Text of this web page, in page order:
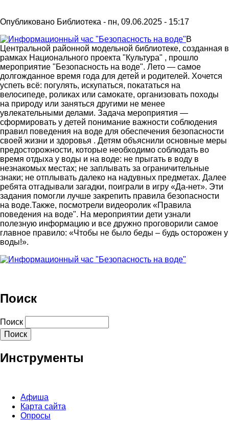
Опубликовано Библиотека - пн, 09.06.2025 - 15:17
В
Центральной районной модельной библиотеке, созданная в
рамках Национального проекта "Культура" , прошло
мероприятие "Безопасность на воде". Лето — самое
долгожданное время года для детей и родителей. Хочется
успеть всё: погулять, искупаться, покататься на
велосипеде, роликах или самокате, организовать походы
на природу или заняться другими не менее
увлекательными делами. Задача мероприятия —
сформировать у детей понимание важности соблюдения
правил поведения на воде для обеспечения безопасности
своей жизни и здоровья . Детям объяснили основные меры
предосторожности, которые необходимо соблюдать во
время отдыха у воды и на воде: не прыгать в воду в
незнакомых местах; не заплывать за ограничительные
знаки; не отплывать далеко на надувных предметах. Далее
ребята отгадывали загадки, поиграли в игру «Да-нет». Эти
задания помогли лучше закрепить правила безопасности
на воде.Также, посмотрели видеоролик «Правила
поведения на воде". На мероприятии дети узнали
полезную информацию и все дружно проговорили самое
главное правило: «Чтобы не было беды – будь осторожен у
воды!».
Поиск
Поиск
Инструменты
Афиша
Карта сайта
Опросы